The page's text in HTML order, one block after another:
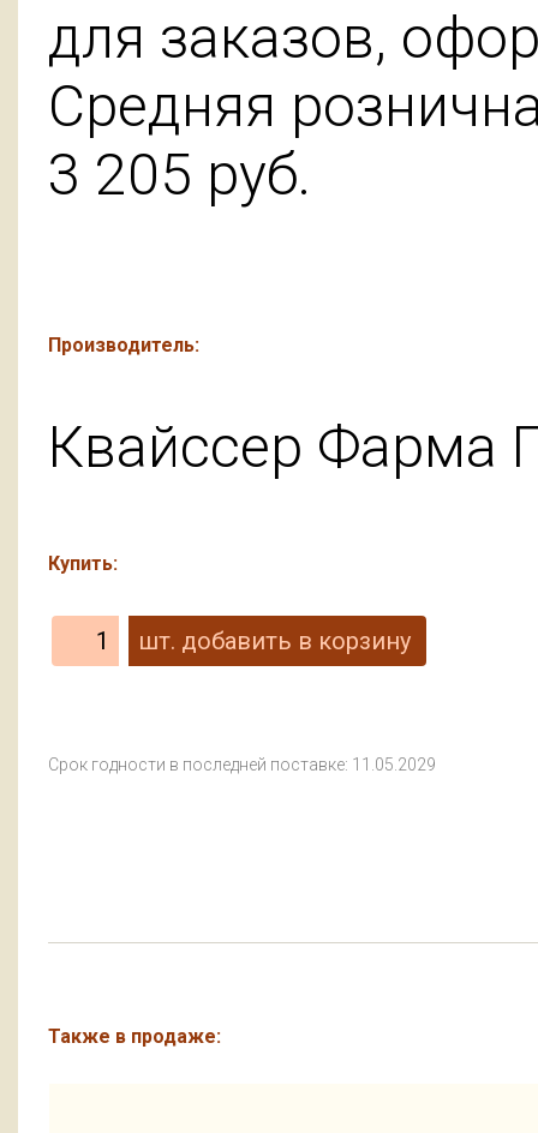
для заказов,
Средняя
3 205 руб.
Производитель:
Квайссер Фарма
Купить:
Срок годности в последней поставке: 11.05.2029
Также в продаже: